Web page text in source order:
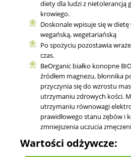
diety dla ludzi z nietolerancją
krowiego.
Doskonale wpisuje się w
wegańską, wegetariańską
Po spożyciu pozostawia
czas.
BeOrganic białko konopne
źródłem magnezu, błonnika
przyczynia się do wzrostu
utrzymaniu zdrowych kości.
utrzymaniu równowagi
prawidłowego stanu zębów i
zmniejszenia uczucia
Wartości odżywcze: